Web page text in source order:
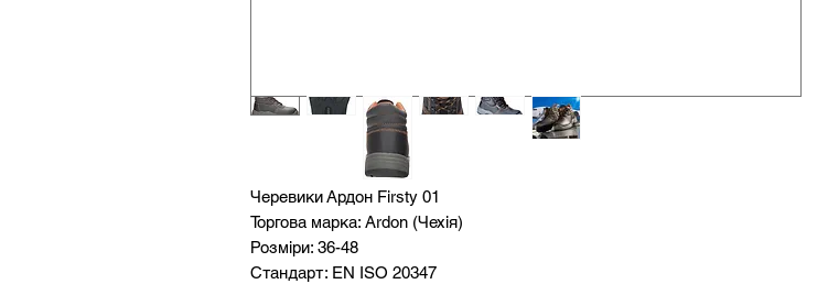
Черевики Ардон Firsty 01
Торгова марка: Ardon (Чехія)
Розміри: 36-48
Стандарт: EN ISO 20347